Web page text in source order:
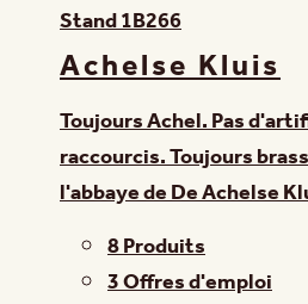
Stand1B266
Achelse Kluis
Toujours Achel. Pas
raccourcis. Toujours
l'abbaye de De Achelse
8 Produits
3 Offres d'emploi